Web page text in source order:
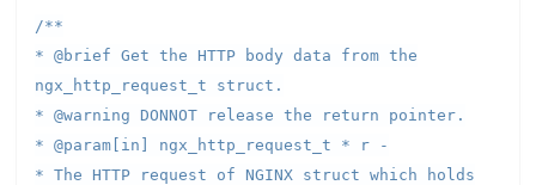
/**
* @brief Get the HTTP body data from the
ngx_http_request_t struct.
* @warning DONNOT release the return pointer.
* @param[in] ngx_http_request_t * r -
* The HTTP request of NGINX struct which holds